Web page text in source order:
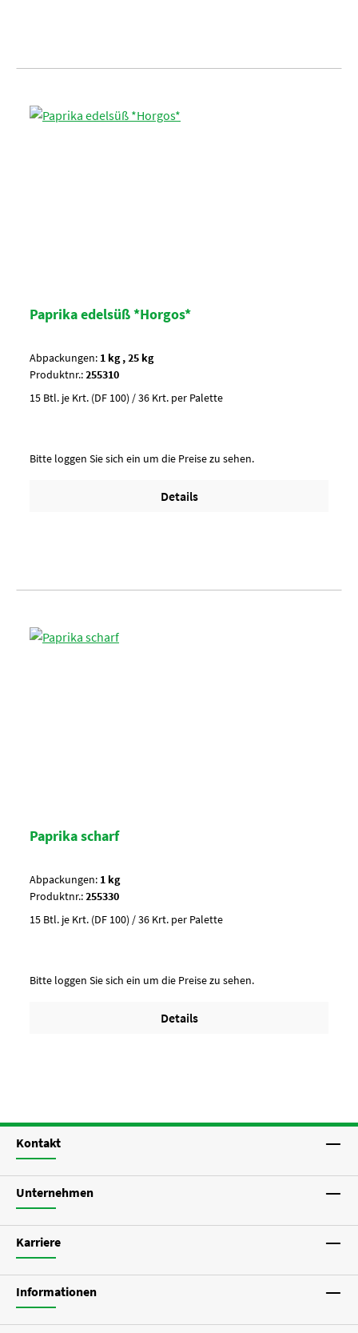
Paprika edelsüß *Horgos*
Abpackungen:
1 kg , 25 kg
Produktnr.:255310
15 Btl. je Krt. (DF 100) / 36 Krt. per Palette
Bitte loggen Sie sich ein um die Preise zu sehen.
Details
Paprika scharf
Abpackungen: 1 kg
Produktnr.:255330
15 Btl. je Krt. (DF 100) / 36 Krt. per Palette
Bitte loggen Sie sich ein um die Preise zu sehen.
Details
Kontakt
Unternehmen
Karriere
Informationen